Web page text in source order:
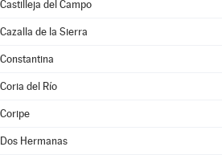
Castilleja del Campo
Cazalla de la Sierra
Constantina
Coria del Río
Coripe
Dos Hermanas